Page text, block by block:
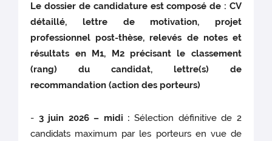
Le dossier de candidature est composé de : CV
détaillé, lettre de motivation, projet
professionnel post-thèse, relevés de notes et
résultats en M1, M2 précisant le classement
(rang) du candidat, lettre(s) de
recommandation (action des porteurs)
- 3 juin 2026 – midi : Sélection définitive de 2
candidats maximum par les porteurs en vue de